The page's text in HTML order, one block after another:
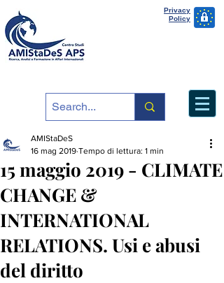
Privacy
Policy
15 maggio 2019 - CLIMATE
CHANGE &
INTERNATIONAL
RELATIONS. Usi e abusi
del diritto
AMIStaDeS
16 mag 2019 Tempo di lettura: 1 min